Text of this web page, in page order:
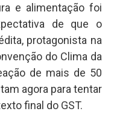
e alimentação foi
de que o
protagonista na
do Clima da
de mais de 50
agora para tentar
final do GST.